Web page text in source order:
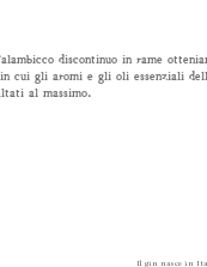
discontinuo in rame
cui gli aromi e gli oli essenziali
al massimo.
Il gin nasce in